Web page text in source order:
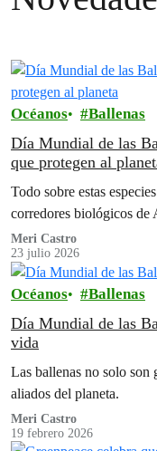
Océanos Ballenas
Día Mundial de las
que protegen al
Todo sobre estas
corredores biológicos de
Meri Castro
23 julio 2026
Océanos Ballenas
Día Mundial de las
vida
Las ballenas no solo son
aliados del planeta.⁣
Meri Castro
19 febrero 2026